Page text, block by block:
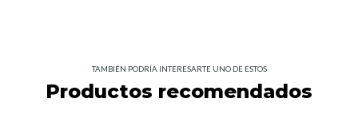
TAMBIÉN PODRÍA INTERESARTE UNO DE ESTOS
Productos recomendados